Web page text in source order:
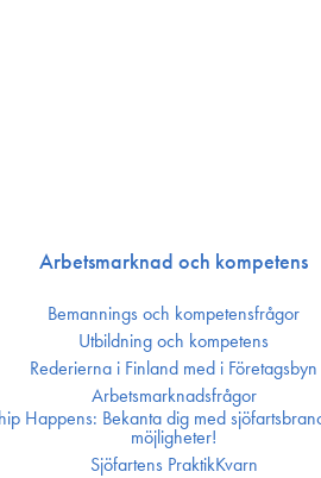
Arbetsmarknad och kompetens
Bemannings och kompetens­frågor
Utbildning och kompetens
Rederierna i Finland med i Företagsbyn
Arbetsmarknadsfrågor
Happens: Bekanta dig med
möjligheter!
Sjöfartens PraktikKvarn